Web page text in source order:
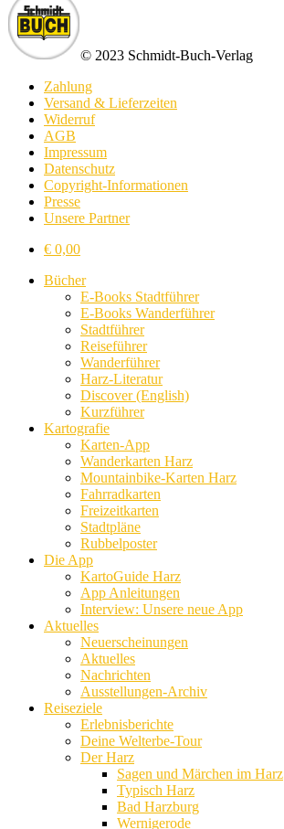
© 2023 Schmidt-Buch-Verlag
Zahlung
Versand & Lieferzeiten
Widerruf
AGB
Impressum
Datenschutz
Copyright-Informationen
Presse
Unsere Partner
€ 0,00
Bücher
E-Books Stadtführer
E-Books Wanderführer
Stadtführer
Reiseführer
Wanderführer
Harz-Literatur
Discover (English)
Kurzführer
Kartografie
Karten-App
Wanderkarten Harz
Mountainbike-Karten Harz
Fahrradkarten
Freizeitkarten
Stadtpläne
Rubbelposter
Die App
KartoGuide Harz
App Anleitungen
Interview: Unsere neue App
Aktuelles
Neuerscheinungen
Aktuelles
Nachrichten
Ausstellungen-Archiv
Reiseziele
Erlebnisberichte
Deine Welterbe-Tour
Der Harz
Sagen und Märchen im Harz
Typisch Harz
Bad Harzburg
Wernigerode